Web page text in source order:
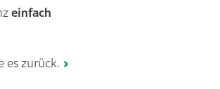
einfach
es zurück.